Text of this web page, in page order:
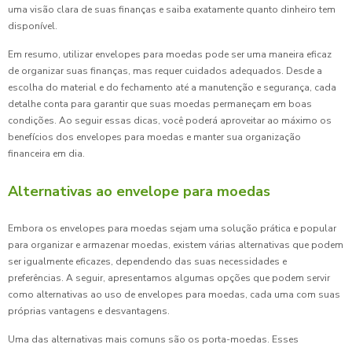
uma visão clara de suas finanças e saiba exatamente quanto dinheiro tem
disponível.
Em resumo, utilizar envelopes para moedas pode ser uma maneira eficaz
de organizar suas finanças, mas requer cuidados adequados. Desde a
escolha do material e do fechamento até a manutenção e segurança, cada
detalhe conta para garantir que suas moedas permaneçam em boas
condições. Ao seguir essas dicas, você poderá aproveitar ao máximo os
benefícios dos envelopes para moedas e manter sua organização
financeira em dia.
Alternativas ao envelope para moedas
Embora os envelopes para moedas sejam uma solução prática e popular
para organizar e armazenar moedas, existem várias alternativas que podem
ser igualmente eficazes, dependendo das suas necessidades e
preferências. A seguir, apresentamos algumas opções que podem servir
como alternativas ao uso de envelopes para moedas, cada uma com suas
próprias vantagens e desvantagens.
Uma das alternativas mais comuns são os porta-moedas. Esses